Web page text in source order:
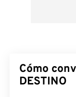
Cómo
DESTINO